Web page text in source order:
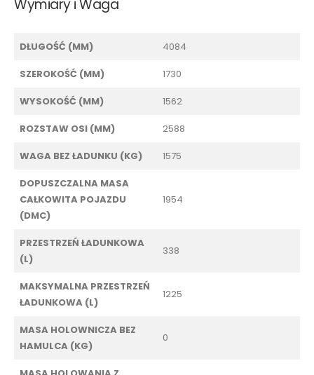
Wymiary i Waga
DŁUGOŚĆ (MM) 4084
SZEROKOŚĆ (MM) 1730
WYSOKOŚĆ (MM) 1562
ROZSTAW OSI (MM) 2588
WAGA BEZ ŁADUNKU (KG) 1575
DOPUSZCZALNA MASA
CAŁKOWITA POJAZDU
(DMC)
1954
PRZESTRZEŃ ŁADUNKOWA
(L)
338
MAKSYMALNA PRZESTRZEŃ
ŁADUNKOWA (L)
1225
MASA HOLOWNICZA BEZ
HAMULCA (KG)
0